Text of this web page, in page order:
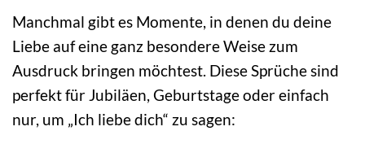
Manchmal gibt es Momente, in denen du deine
Liebe auf eine ganz besondere Weise zum
Ausdruck bringen möchtest. Diese Sprüche sind
perfekt für Jubiläen, Geburtstage oder einfach
nur, um „Ich liebe dich“ zu sagen: